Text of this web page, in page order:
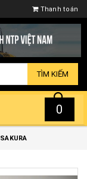
Thanh toán
TÌM KIẾM
0